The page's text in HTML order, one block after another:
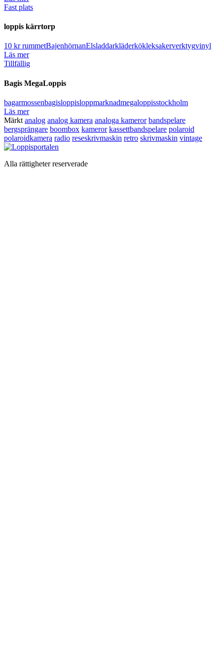
Fast plats
loppis kärrtorp
10 kr rummetBajenhörnanElsladdarkläderkökleksakerverktygvinyl
Läs mer
Tillfällig
Bagis MegaLoppis
bagarmossenbagisloppisloppmarknadmegaloppisstockholm
Läs mer
Märkt analog analog kamera analoga kameror bandspelare
bergsprängare boombox kameror kassettbandspelare polaroid
polaroidkamera radio reseskrivmaskin retro skrivmaskin vintage
Alla rättigheter reserverade